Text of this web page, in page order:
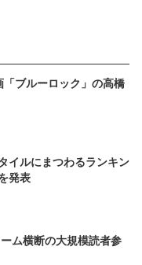
ブルーロック」の高橋
イルにまつわるランキン
発表
ム横断の大規模読者参